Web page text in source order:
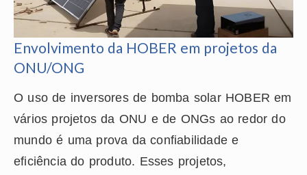
Envolvimento da HOBER em projetos da
ONU/ONG
O uso de inversores de bomba solar HOBER em
vários projetos da ONU e de ONGs ao redor do
mundo é uma prova da confiabilidade e
eficiência do produto. Esses projetos,